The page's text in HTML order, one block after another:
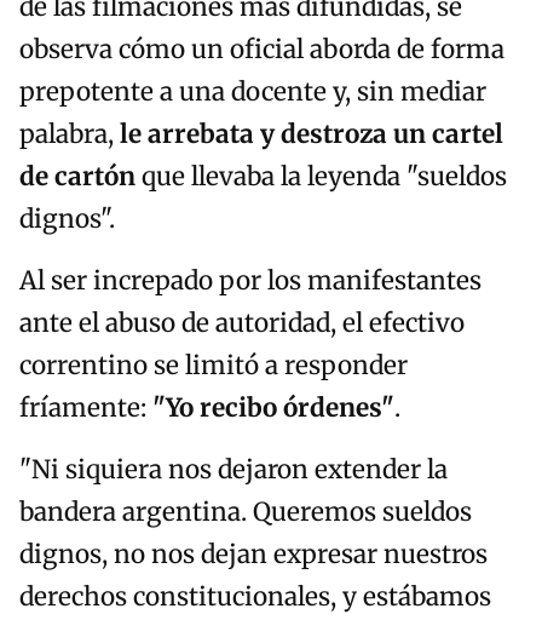
de las filmaciones más difundidas, se
observa cómo un oficial aborda de forma
prepotente a una docente y, sin mediar
palabra,le arrebata y destroza un cartel
de cartónque llevaba la leyenda "sueldos
dignos".
Al ser increpado por los manifestantes
ante el abuso de autoridad, el efectivo
correntino se limitó a responder
fríamente: "Yo recibo órdenes".
"Ni siquiera nos dejaron extender la
bandera argentina. Queremos sueldos
dignos, no nos dejan expresar nuestros
derechos constitucionales, y estábamos